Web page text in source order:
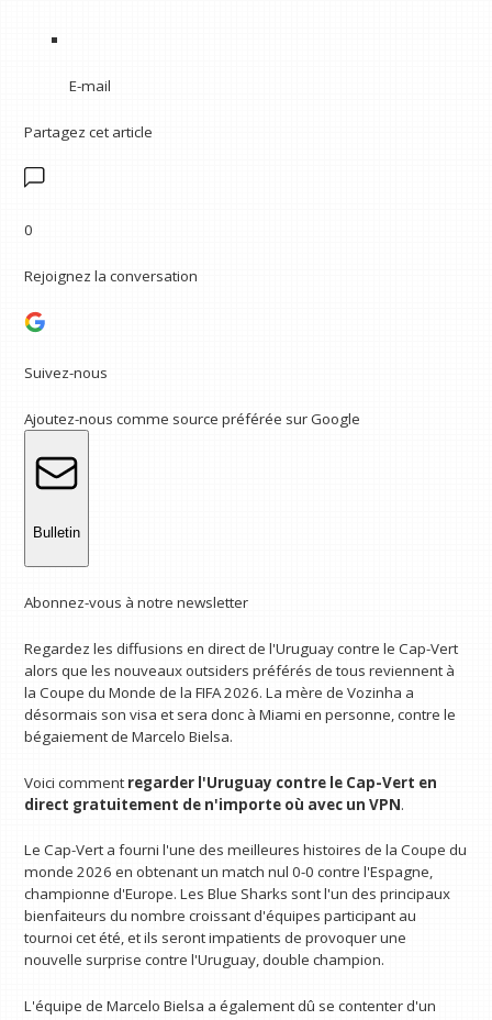
E-mail
Partagez cet article
0
Rejoignez la conversation
Suivez-nous
Ajoutez-nous comme source préférée sur Google
Bulletin
Abonnez-vous à notre newsletter
Regardez les diffusions en direct de l'Uruguay contre le Cap-Vert
alors que les nouveaux outsiders préférés de tous reviennent à
la Coupe du Monde de la FIFA 2026. La mère de Vozinha a
désormais son visa et sera donc à Miami en personne, contre le
bégaiement de Marcelo Bielsa.
Voici comment regarder l'Uruguay contre le Cap-Vert en
direct gratuitement de n'importe où avec un VPN.
Le Cap-Vert a fourni l'une des meilleures histoires de la Coupe du
monde 2026 en obtenant un match nul 0-0 contre l'Espagne,
championne d'Europe. Les Blue Sharks sont l'un des principaux
bienfaiteurs du nombre croissant d'équipes participant au
tournoi cet été, et ils seront impatients de provoquer une
nouvelle surprise contre l'Uruguay, double champion.
L'équipe de Marcelo Bielsa a également dû se contenter d'un